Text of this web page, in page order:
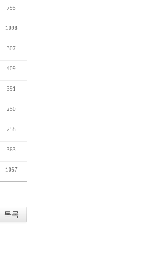
795
1098
307
409
391
250
258
363
1057
목록